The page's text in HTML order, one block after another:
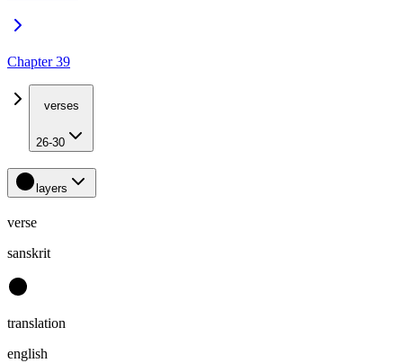
Chapter 39
verses
26-30
layers
verse
sanskrit
translation
english